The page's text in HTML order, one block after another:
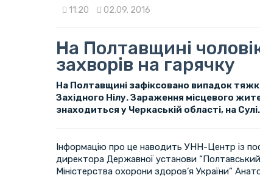
11:20 02.09. 2016
На Полтавщині
захворів на гарячку
На Полтавщині зафіксовано випадок
Західного Нілу. Зараження місцевого
знаходиться у Черкаській області, на Сулі.
Інформацію про це наводить УНН-Центр із
директора Державної установи
Міністерства охорони здоров’я України”